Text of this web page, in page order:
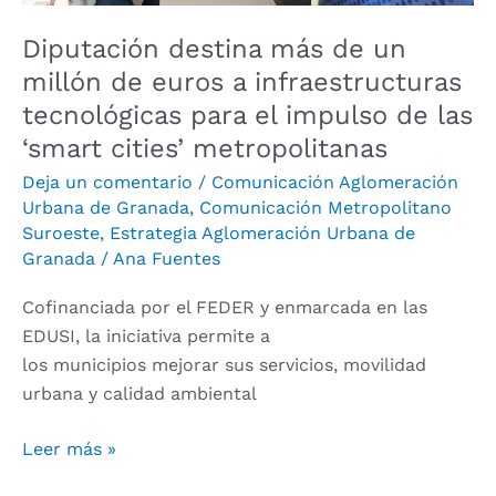
Diputación destina más de un
millón de euros a infraestructuras
tecnológicas para el impulso de las
‘smart cities’ metropolitanas
Deja un comentario / Comunicación Aglomeración
Urbana de Granada, Comunicación Metropolitano
Suroeste, Estrategia Aglomeración Urbana de
Granada / Ana Fuentes
Cofinanciada por el FEDER y enmarcada en las
EDUSI, la iniciativa permite a
los municipios mejorar sus servicios, movilidad
urbana y calidad ambiental
impulso
de
las
‘smart
metropolitanas
Leer más »